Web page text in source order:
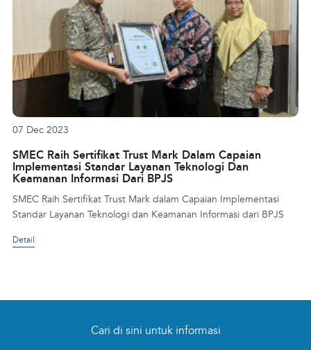
07 Dec 2023
SMEC Raih Sertifikat Trust Mark Dalam Capaian
Implementasi Standar Layanan Teknologi Dan
Keamanan Informasi Dari BPJS
SMEC Raih Sertifikat Trust Mark dalam Capaian Implementasi
Standar Layanan Teknologi dan Keamanan Informasi dari BPJS
Detail
Cari di sini untuk informasi